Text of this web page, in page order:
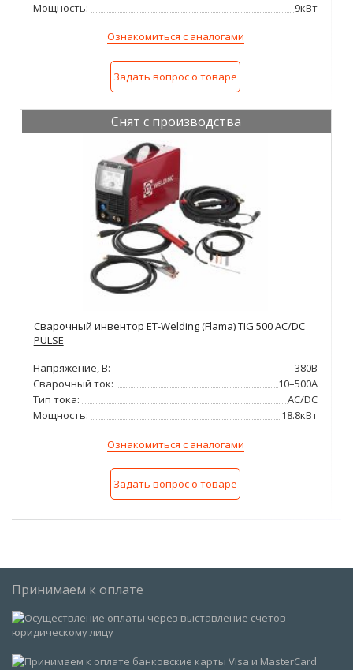
Мощность:
9кВт
Ознакомиться с аналогами
Задать вопрос о товаре
Снят с производства
Сварочный инвентор ET-Welding (Flama) TIG 500 AC/DC
PULSE
Напряжение, В:
380В
Сварочный ток:
10–500А
Тип тока:
AC/DC
Мощность:
18.8кВт
Ознакомиться с аналогами
Задать вопрос о товаре
Принимаем к оплате